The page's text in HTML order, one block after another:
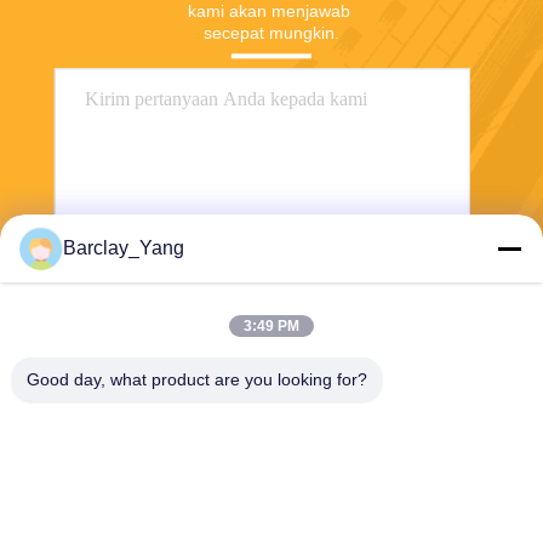
kami akan menjawab
secepat mungkin.
Barclay_Yang
3:49 PM
Good day, what product are you looking for?